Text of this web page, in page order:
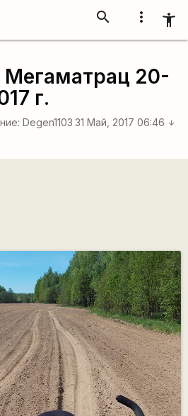
more_vert accessibility_new
search
20-
г.
Degen1103 31 Май, 2017 06:46 arrow_downward